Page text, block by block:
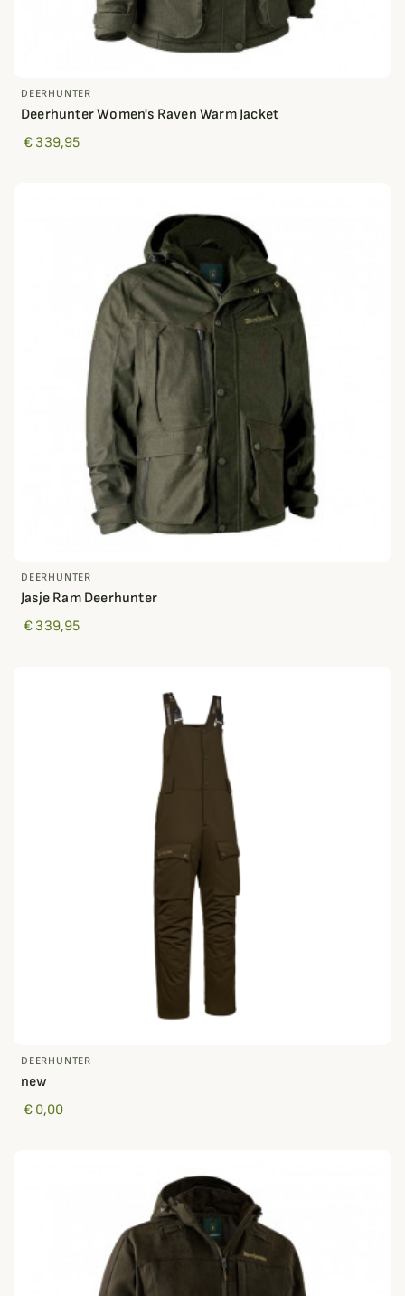
DEERHUNTER
Deerhunter Women's Raven Warm Jacket
€ 339,95
DEERHUNTER
Jasje Ram Deerhunter
€ 339,95
DEERHUNTER
new
€ 0,00